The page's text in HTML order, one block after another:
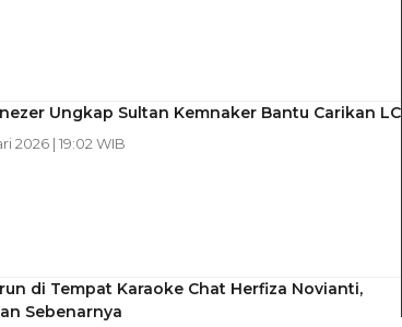
Ungkap Sultan Kemnaker Bantu Carikan LC
2026 | 19:02 WIB
di Tempat Karaoke Chat Herfiza Novianti,
Sebenarnya